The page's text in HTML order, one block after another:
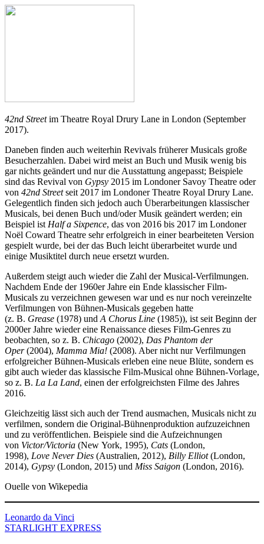
42nd Streetim Theatre Royal Drury Lane in London (September
2017).
Daneben finden auch weiterhin Revivals früherer Musicals große
Besucherzahlen. Dabei wird meist an Buch und Musik wenig bis
gar nichts geändert und nur die Ausstattung angepasst; Beispiele
sind das Revival von Gypsy 2015 im Londoner Savoy Theatre oder
von 42nd Streetseit 2017 im Londoner Theatre Royal Drury Lane.
Gelegentlich finden sich jedoch auch Überarbeitungen klassischer
Musicals, bei denen Buch und/oder Musik geändert werden; ein
Beispiel istHalf a Sixpence, das von 2016 bis 2017 im Londoner
Noël Coward Theatre sehr erfolgreich in einer bearbeiteten Version
gespielt wurde, bei der das Buch leicht überarbeitet wurde und
einige Musiktitel durch neue ersetzt wurden.
Außerdem steigt auch wieder die Zahl der Musical-Verfilmungen.
Nachdem Ende der 1960er Jahre ein Ende klassischer Film-
Musicals zu verzeichnen gewesen war und es nur noch vereinzelte
Verfilmungen von Bühnen-Musicals gegeben hatte
(z. B. Grease (1978) undA Chorus Line (1985)), ist seit Beginn der
2000er Jahre wieder eine Renaissance dieses Film-Genres zu
beobachten, so z. B. Chicago (2002), Das Phantom der
Oper(2004), Mamma Mia! (2008). Aber nicht nur Verfilmungen
erfolgreicher Bühnen-Musicals erleben eine neue Blüte, sondern es
gibt auch wieder das klassische Film-Musical ohne Bühnen-Vorlage,
so z. B. La La Land, einen der erfolgreichsten Filme des Jahres
2016.
Gleichzeitig lässt sich auch der Trend ausmachen, Musicals nicht zu
verfilmen, sondern die Original-Bühnenproduktion aufzuzeichnen
und zu veröffentlichen. Beispiele sind die Aufzeichnungen
von Victor/Victoria (New York, 1995), Cats (London,
1998), Love Never Dies (Australien, 2012), Billy Elliot(London,
2014), Gypsy (London, 2015) und Miss Saigon (London, 2016).
Ouelle von Wikepedia
Beitragsnavigation
Leonardo da Vinci
STARLIGHT EXPRESS